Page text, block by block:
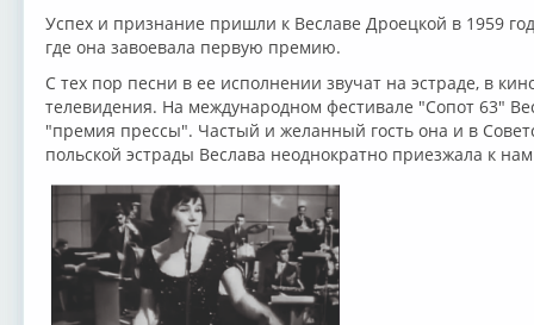
Успех и признание пришли к Веславе Дроецкой в 1959
где она завоевала первую премию.
С тех пор песни в ее исполнении звучат на эстраде, в
телевидения. На международном фестивале "Сопот 63"
"премия прессы". Частый и желанный гость она и в
польской эстрады Веслава неоднократно приезжала к